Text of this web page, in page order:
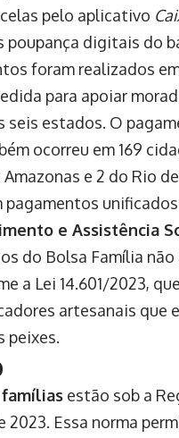
pelo aplicativo
digitais do
foram realizados
para apoiar
seis estados. O
ocorreu em 169
e 2 do Rio
pagamentos
e Assistência
do Bolsa Família
a Lei 14.601/2023,
artesanais que
peixes.
estão sob a
2023. Essa norma